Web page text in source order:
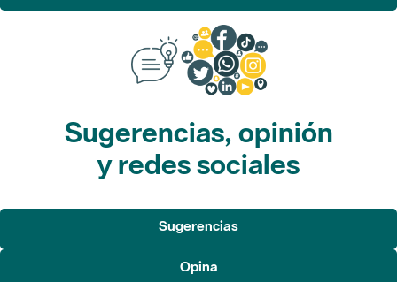
Sugerencias, opinión
y redes sociales
Sugerencias
Opina